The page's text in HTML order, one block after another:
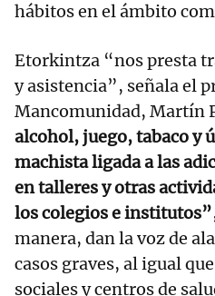
hábitos en el ámbito
Etorkintza “nos presta
y asistencia”, señala el
Mancomunidad, Martín
alcohol, juego, tabaco y
machista ligada a las
en talleres y otras
los colegios e institutos”
manera, dan la voz de
casos graves, al igual
sociales y centros de